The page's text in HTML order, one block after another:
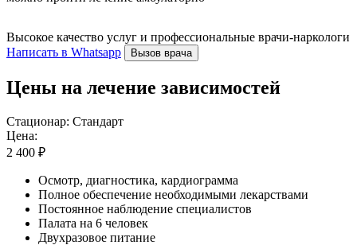
Высокое качество услуг и профессиональные врачи-наркологи
Написать в Whatsapp
Вызов врача
Цены на лечение зависимостей
Стационар: Стандарт
Цена:
2 400 ₽
Осмотр, диагностика, кардиограмма
Полное обеспечение необходимыми лекарствами
Постоянное наблюдение специалистов
Палата на 6 человек
Двухразовое питание